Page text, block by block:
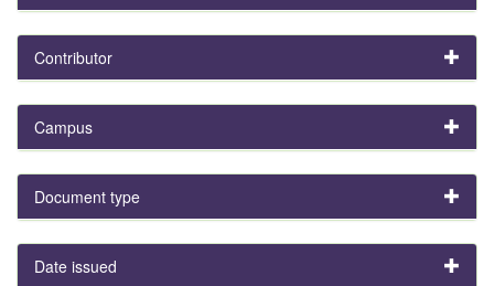
Contributor
Campus
Document type
Date issued